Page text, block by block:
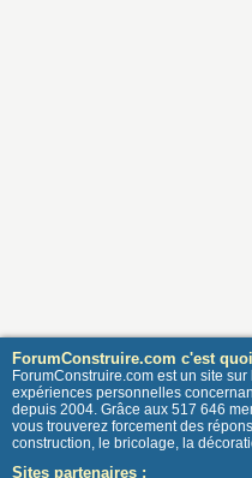
ForumConstruire.com c'est
ForumConstruire.com est un site
expériences personnelles
depuis 2004. Grâce aux 517 646
vous trouverez forcement des
construction, le bricolage, la
Sites partenaires :